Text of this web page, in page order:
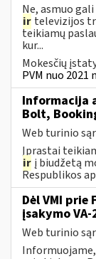
Ne, asmuo
ir televizijos
teikiamų
kur...
Mokesčių
PVM nuo 2021
Informacija
Bolt,
Web turinio
Įprastai
ir į biudžetą
Respublikos
Dėl VMI prie
įsakymo
Web turinio